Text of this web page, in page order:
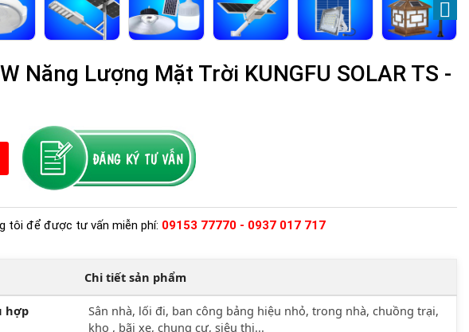
Năng Lượng Mặt Trời KUNGFU SOLAR TS -
tôi để được tư vấn miễn phí: 09153 77770 - 0937 017 717
Chi tiết sản phẩm
hợp
Sân nhà, lối đi, ban công bảng hiệu nhỏ, trong nhà, chuồng trại,
kho , bãi xe, chung cư, siêu thị...